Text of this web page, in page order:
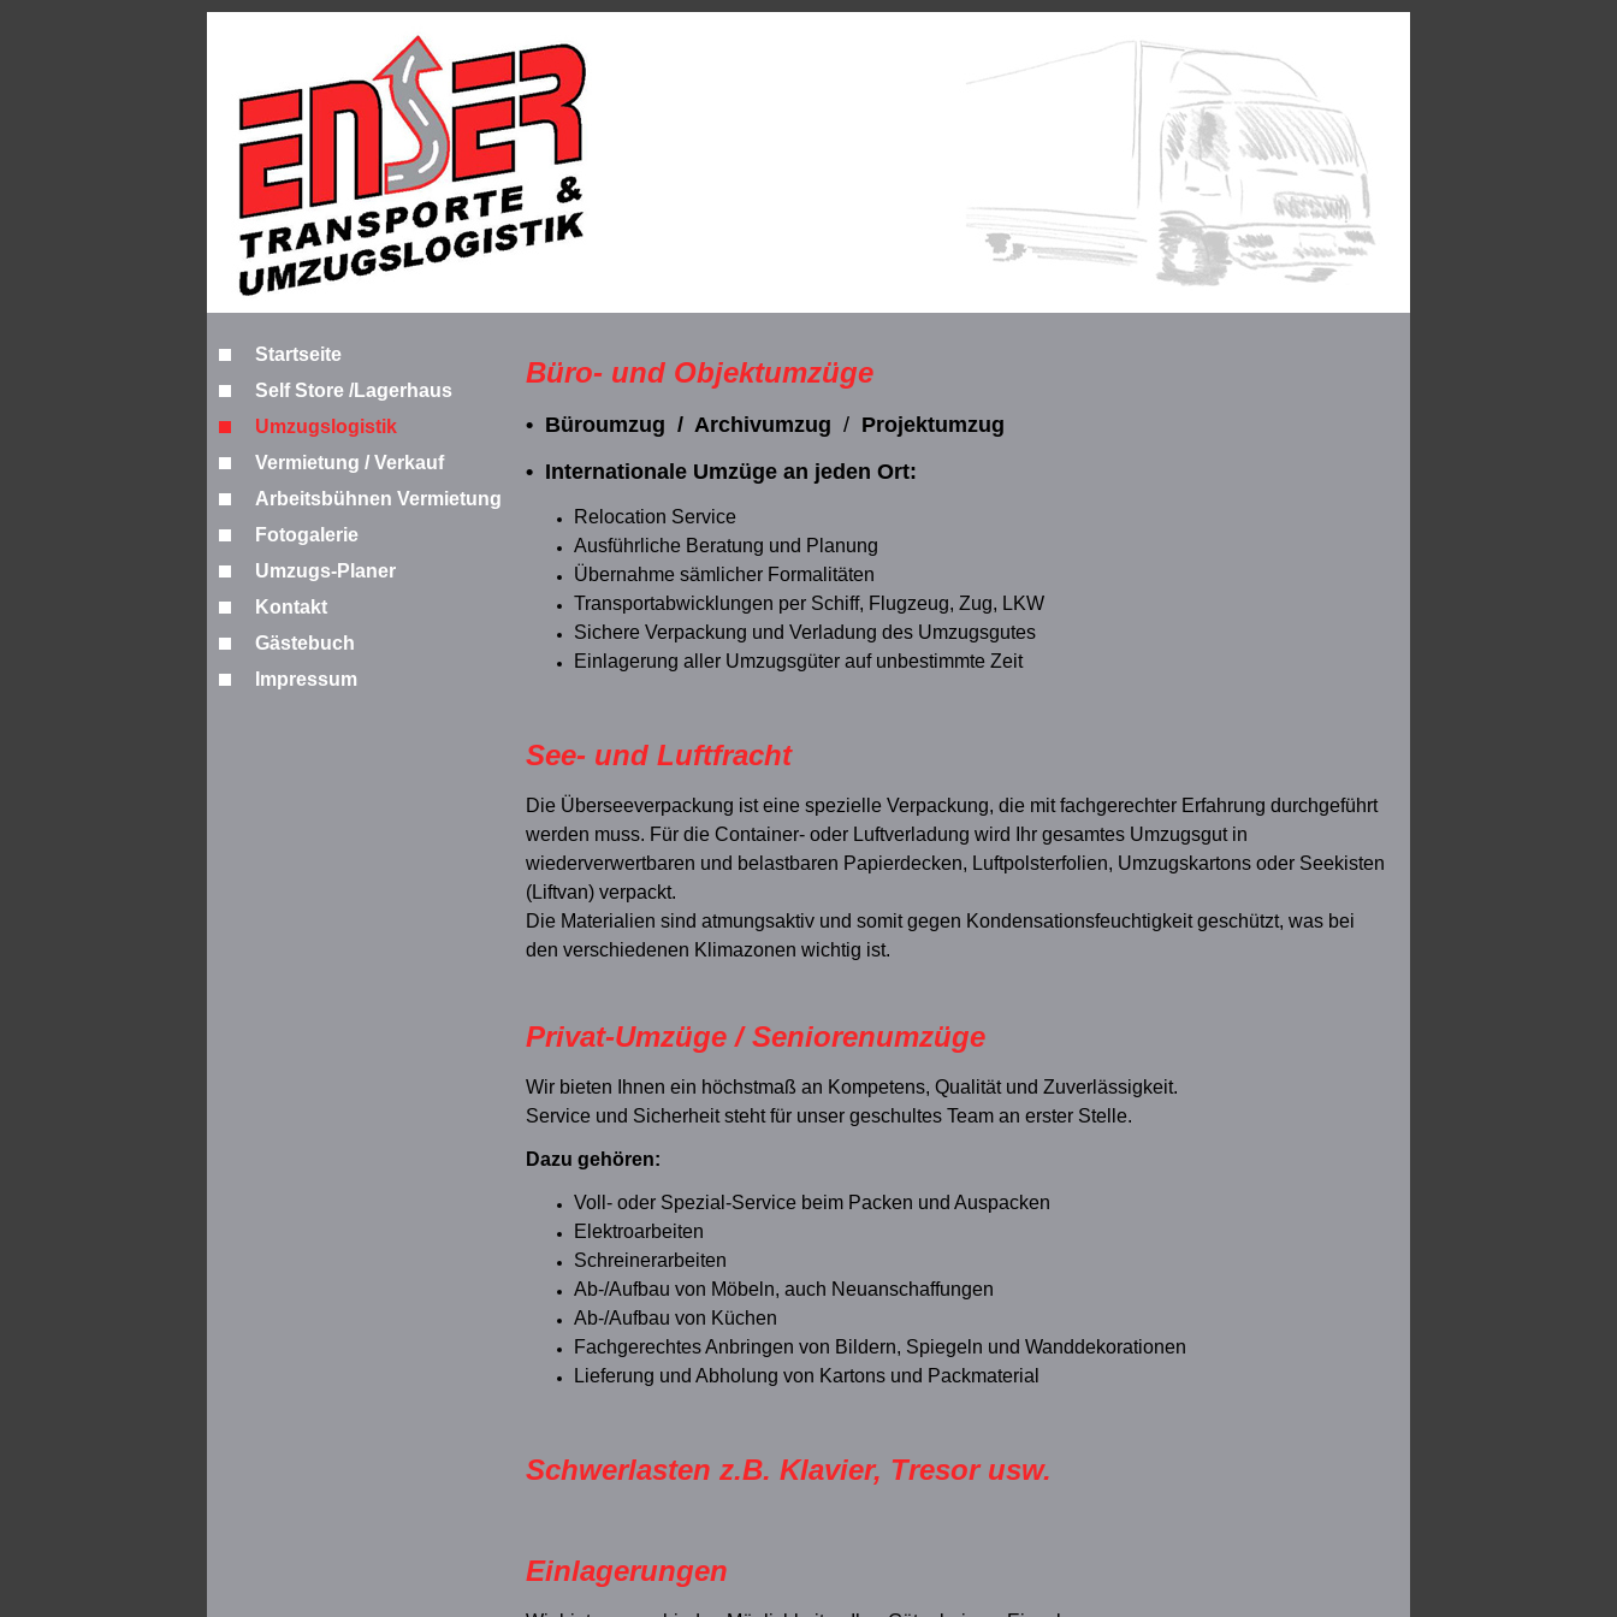
Startseite
Self Store /Lagerhaus
Umzugslogistik
Vermietung / Verkauf
Arbeitsbühnen Vermietung
Fotogalerie
Umzugs-Planer
Kontakt
Gästebuch
Impressum
Büro- und Objektumzüge
• Büroumzug / Archivumzug / Projektumzug
• Internationale Umzüge an jeden Ort:
Relocation Service
Ausführliche Beratung und Planung
Übernahme sämlicher Formalitäten
Transportabwicklungen per Schiff, Flugzeug, Zug, LKW
Sichere Verpackung und Verladung des Umzugsgutes
Einlagerung aller Umzugsgüter auf unbestimmte Zeit
See- und Luftfracht
Die Überseeverpackung ist eine spezielle Verpackung, die mit fachgerechter Erfahrung durchgeführt
werden muss. Für die Container- oder Luftverladung wird Ihr gesamtes Umzugsgut in
wiederverwertbaren und belastbaren Papierdecken, Luftpolsterfolien, Umzugskartons oder Seekisten
(Liftvan) verpackt.
Die Materialien sind atmungsaktiv und somit gegen Kondensationsfeuchtigkeit geschützt, was bei
den verschiedenen Klimazonen wichtig ist.
Privat-Umzüge / Seniorenumzüge
Wir bieten Ihnen ein höchstmaß an Kompetens, Qualität und Zuverlässigkeit.
Service und Sicherheit steht für unser geschultes Team an erster Stelle.
Dazu gehören:
Voll- oder Spezial-Service beim Packen und Auspacken
Elektroarbeiten
Schreinerarbeiten
Ab-/Aufbau von Möbeln, auch Neuanschaffungen
Ab-/Aufbau von Küchen
Fachgerechtes Anbringen von Bildern, Spiegeln und Wanddekorationen
Lieferung und Abholung von Kartons und Packmaterial
Schwerlasten z.B. Klavier, Tresor usw.
Einlagerungen